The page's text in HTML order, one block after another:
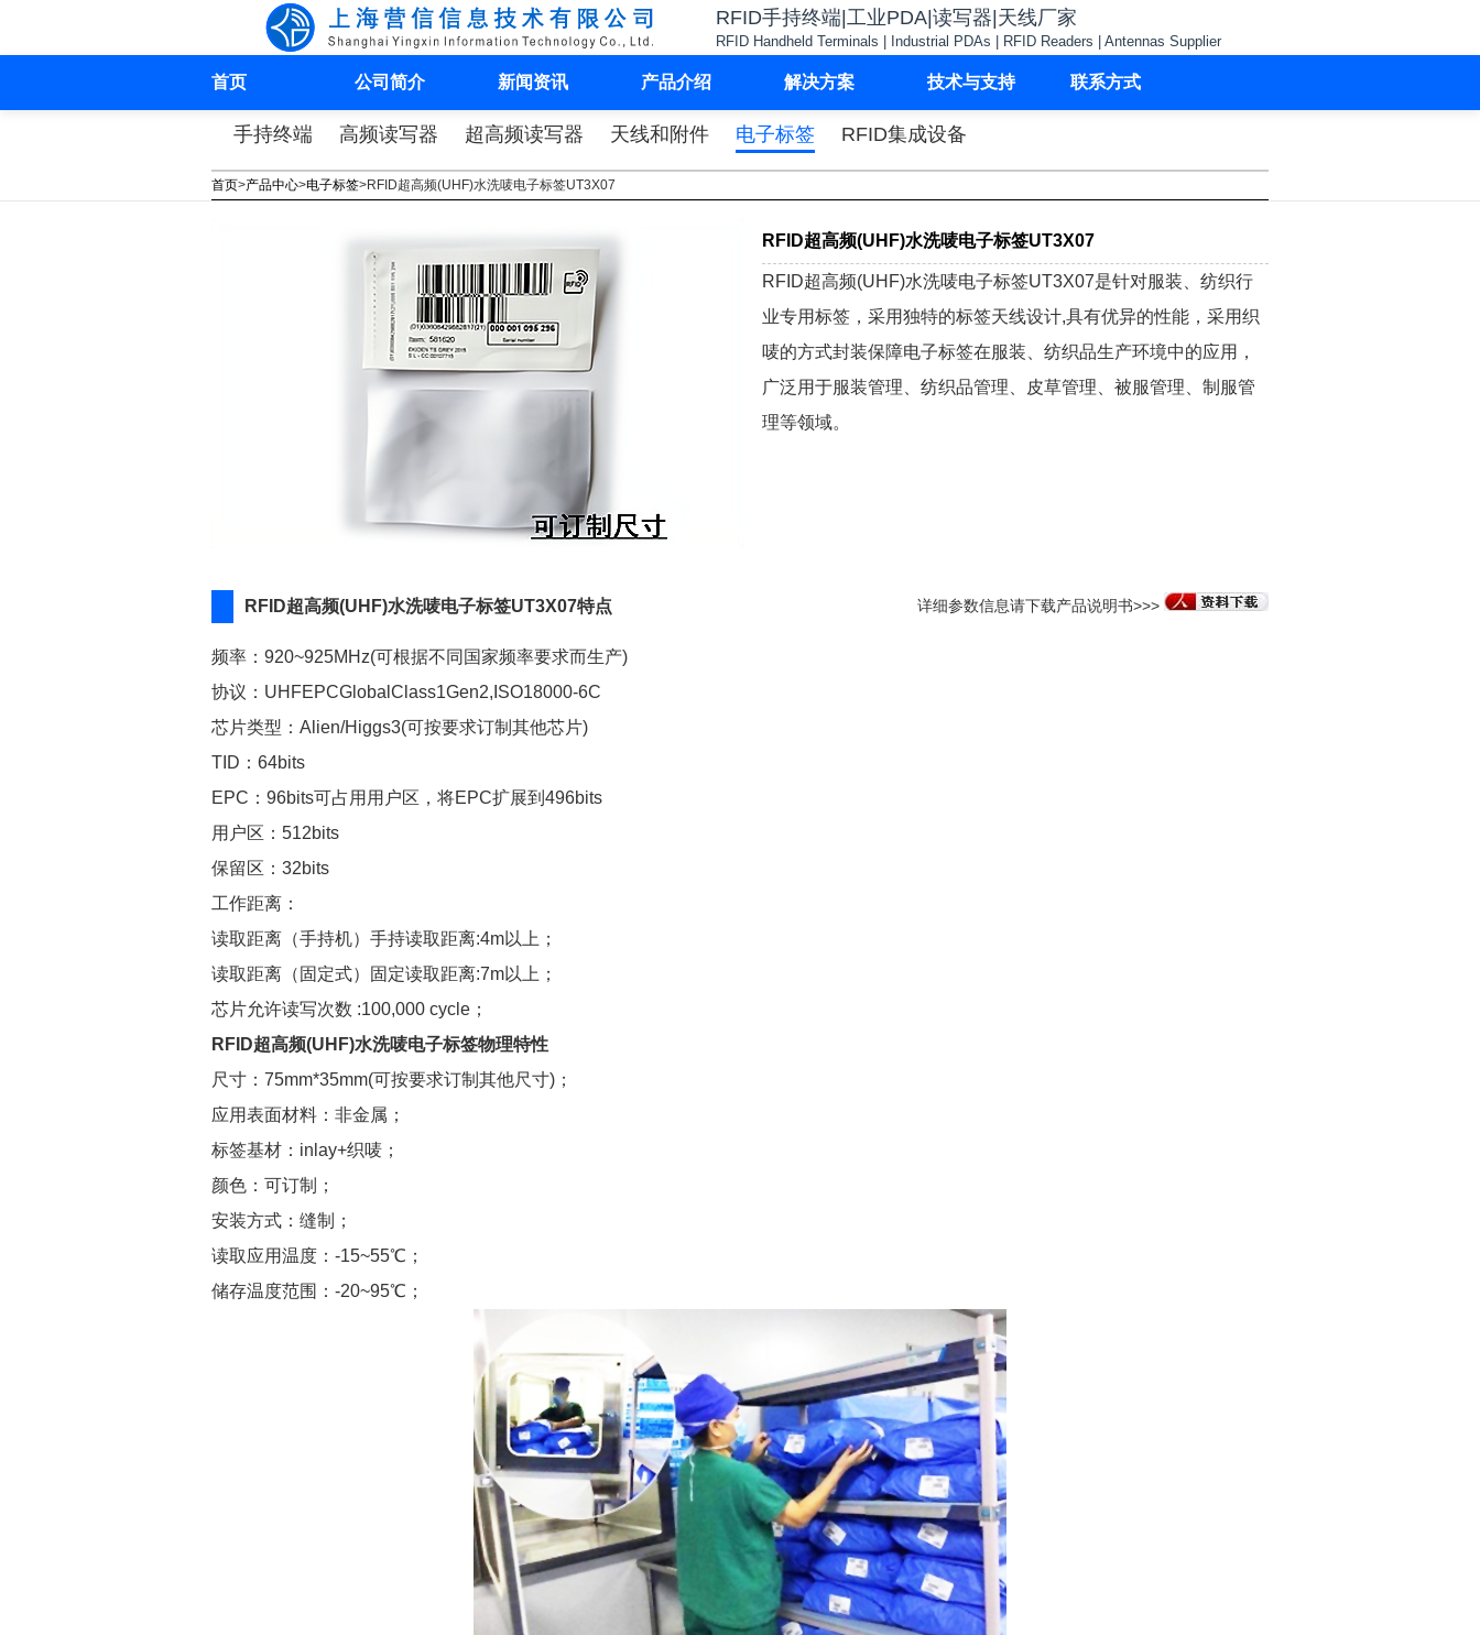
RFID手持终端|工业PDA|读写器|天线厂家
RFID Handheld Terminals | Industrial PDAs | RFID Readers | Antennas Supplier
首页 公司简介 新闻资讯 产品介绍 解决方案 技术与支持 联系方式
手持终端 高频读写器 超高频读写器 天线和附件 电子标签 RFID集成设备
首页>产品中心>电子标签>RFID超高频(UHF)水洗唛电子标签UT3X07
RFID超高频(UHF)水洗唛电子标签UT3X07
RFID超高频(UHF)水洗唛电子标签UT3X07是针对服装、纺织行
业专用标签，采用独特的标签天线设计,具有优异的性能，采用织
唛的方式封装保障电子标签在服装、纺织品生产环境中的应用，
广泛用于服装管理、纺织品管理、皮草管理、被服管理、制服管
理等领域。
RFID超高频(UHF)水洗唛电子标签UT3X07特点 详细参数信息请下载产品说明书>>>
频率：920~925MHz(可根据不同国家频率要求而生产)
协议：UHFEPCGlobalClass1Gen2,ISO18000-6C
芯片类型：Alien/Higgs3(可按要求订制其他芯片)
TID：64bits
EPC：96bits可占用用户区，将EPC扩展到496bits
用户区：512bits
保留区：32bits
工作距离：
读取距离（手持机）手持读取距离:4m以上；
读取距离（固定式）固定读取距离:7m以上；
芯片允许读写次数 :100,000 cycle；
RFID超高频(UHF)水洗唛电子标签物理特性
尺寸：75mm*35mm(可按要求订制其他尺寸)；
应用表面材料：非金属；
标签基材：inlay+织唛；
颜色：可订制；
安装方式：缝制；
读取应用温度：-15~55℃；
储存温度范围：-20~95℃；